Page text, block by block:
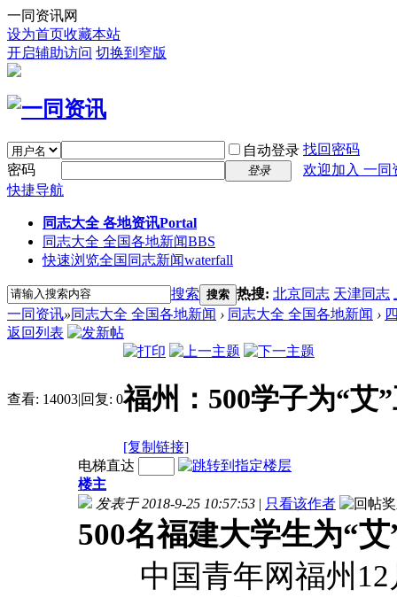
一同资讯网
设为首页收藏本站
开启辅助访问 切换到窄版
自动登录 找回密码
密码
登录
欢迎加入 一同
快捷导航
同志大全 各地资讯Portal
同志大全 全国各地新闻BBS
快速浏览全国同志新闻waterfall
搜索 搜索 热搜: 北京同志 天津同志
一同资讯»同志大全 全国各地新闻 › 同志大全 全国各地新闻 ›
返回列表
查看: 14003|回复: 0福州：500学子为“艾
[复制链接]
电梯直达
楼主
发表于 2018-9-25 10:57:53 | 只看该作者
500名福建大学生为“
中国青年网福州12